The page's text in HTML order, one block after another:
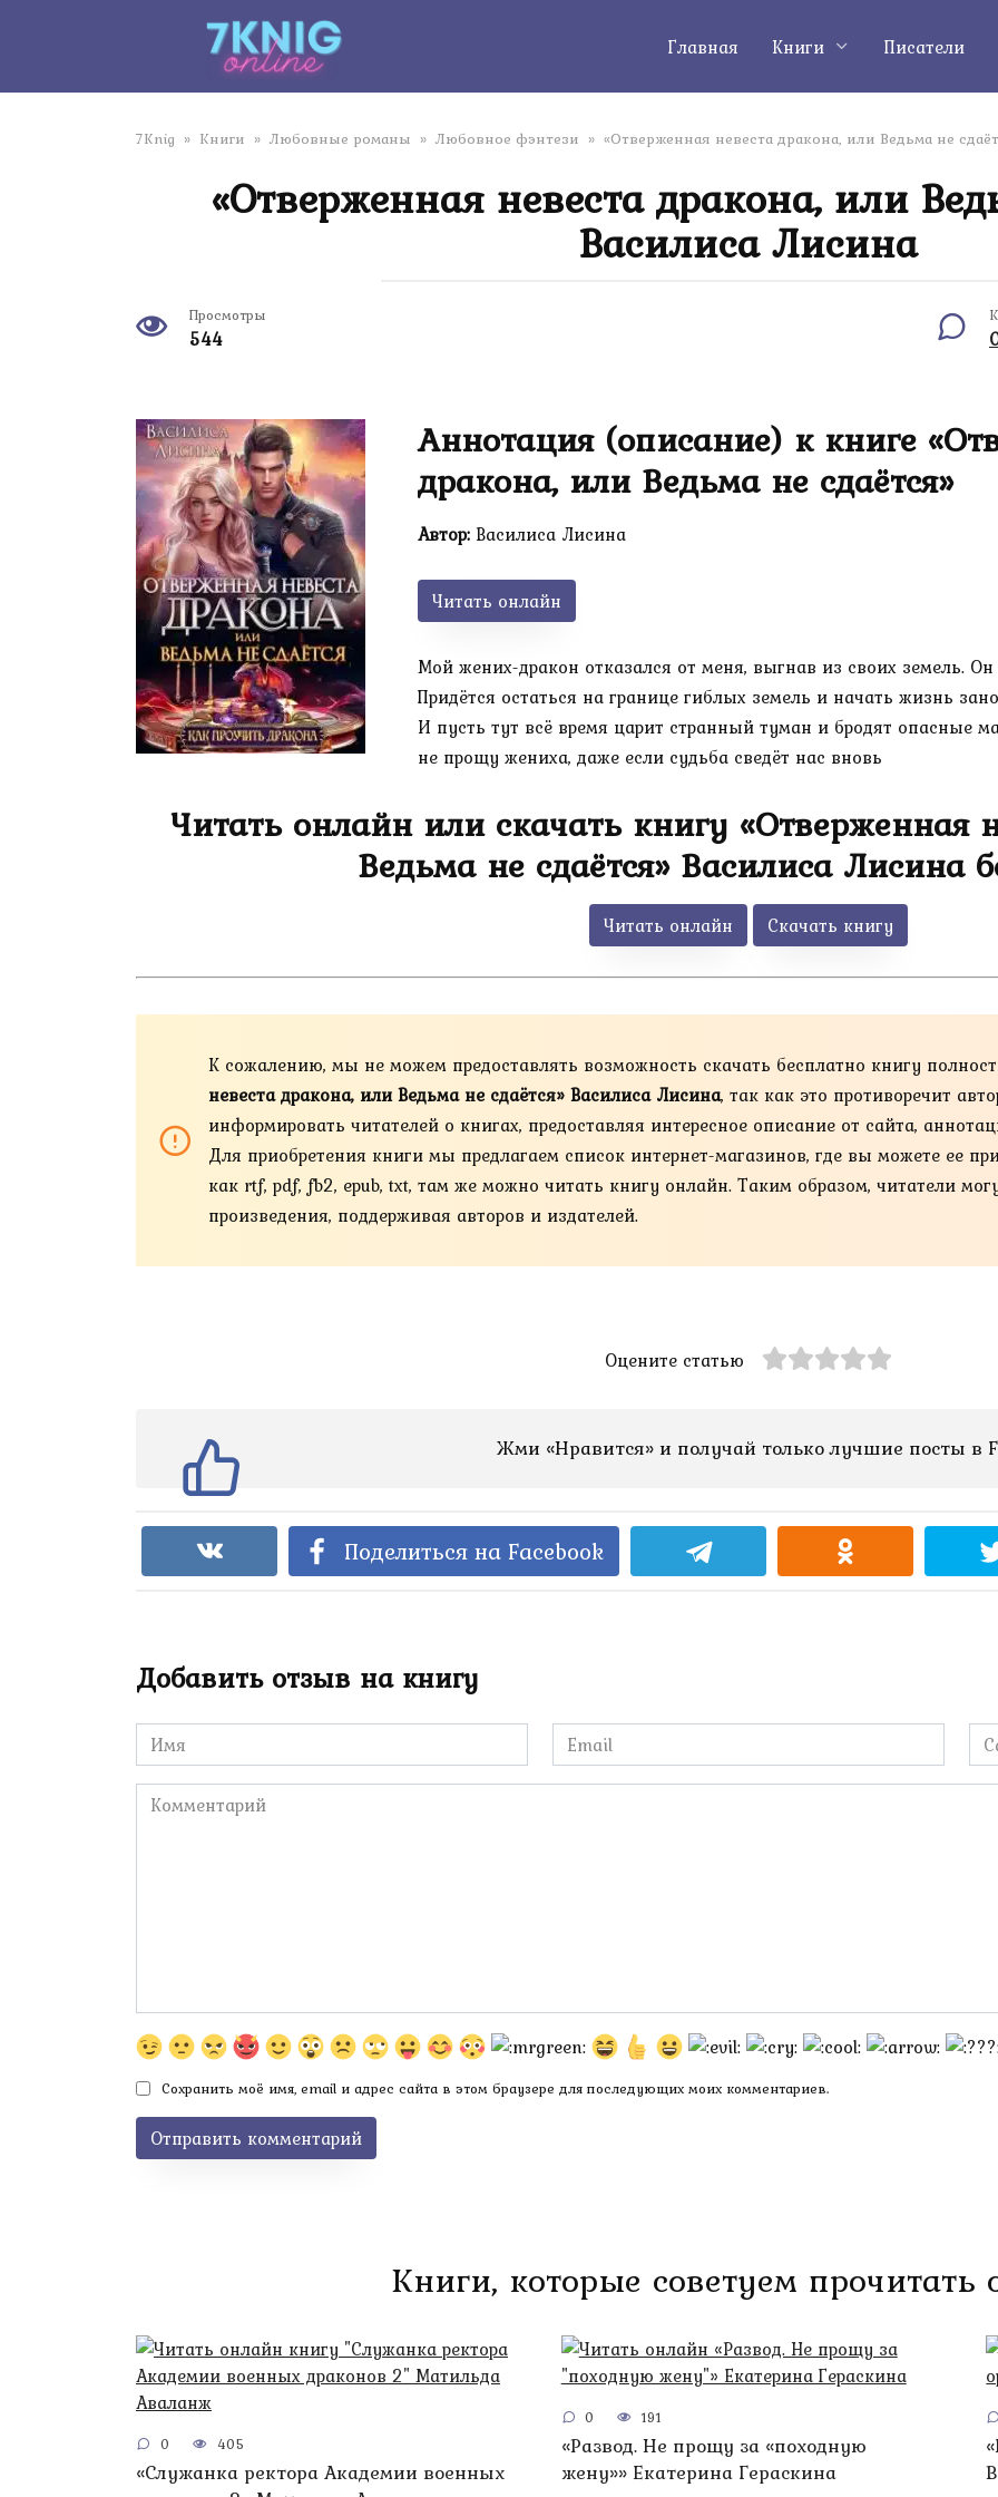
Главная Книги Писатели
7Knig » Книги » Любовные романы » Любовное фэнтези » «Отверженная невеста дракона, или Ведьма не
«Отверженная невеста дракона, или
Василиса Лисина
Просмотры
544
Аннотация (описание) к книге
дракона, или Ведьма не сдаётся»
Автор:Василиса Лисина
Читать онлайн
Мой жених-дракон отказался от меня, выгнав из своих земель.
Придётся остаться на границе гиблых земель и начать жизнь
И пусть тут всё время царит странный туман и бродят опасные
не прощу жениха, даже если судьба сведёт нас вновь
Читать онлайн или скачать книгу «Отверженная
Ведьма не сдаётся» Василиса Лисина
Читать онлайн Скачать книгу
К сожалению, мы не можем предоставлять возможность скачать бесплатно книгу
невеста дракона, или Ведьма не сдаётся» Василиса Лисина, так как это противоречит
информировать читателей о книгах, предоставляя интересное описание от сайта,
Для приобретения книги мы предлагаем список интернет-магазинов, где вы можете ее
как rtf, pdf, fb2, epub, txt, там же можно читать книгу онлайн. Таким образом, читатели
произведения, поддерживая авторов и издателей.
Оцените статью
Жми «Нравится» и получай только лучшие посты в
Поделиться на Facebook
Добавить отзыв на книгу
Имя
*
Email
*
Комментарий
Сохранить моё имя, email и адрес сайта в этом браузере для последующих моих комментариев.
Книги, которые советуем прочитать
0 405
«Служанка ректора Академии военных
0 191
«Развод. Не прощу за «походную
жену»» Екатерина Гераскина